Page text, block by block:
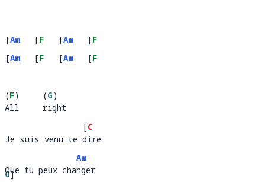
[Am
G]
[F
G
[Am
G]
[F
G
[Am
[F
[Am
[F
(F)
ll
(G )
ig
All     right
Je suis venu te
[C
ir
Je suis venu te dire
Que tu p
G]
x chang
Am
er
Que tu peux changer